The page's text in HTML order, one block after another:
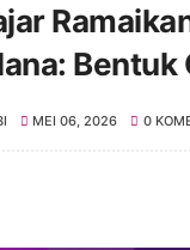
MEI 06, 2026 0